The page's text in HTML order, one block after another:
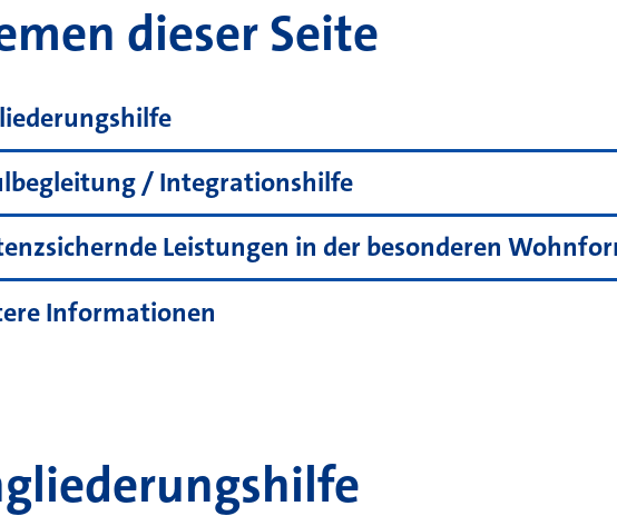
dieser Seite
/ Integrationshilfe
Leistungen in der besonderen
Informationen